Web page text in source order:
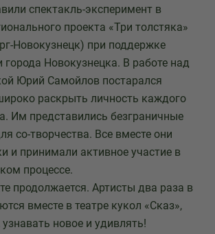
спектакль-эксперимент в
проекта «Три толстяка»
Новокузнецк) при поддержке
Новокузнецка. В работе над
Юрий Самойлов постарался
раскрыть личность каждого
Им представились безграничные
со-творчества. Все вместе они
и принимали активное участие в
процессе.
продолжается. Артисты два раза в
вместе в театре кукол «Сказ»,
новое и удивлять!